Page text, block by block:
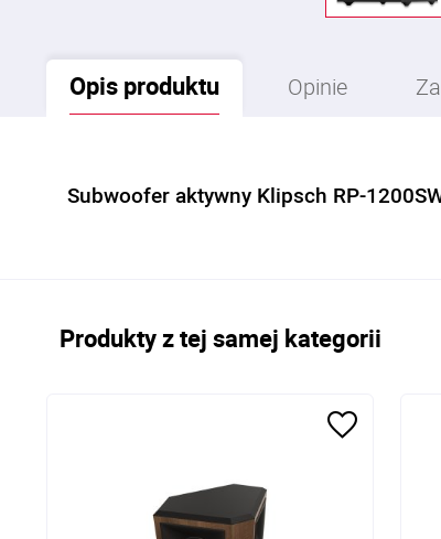
Opis produktu Opinie
Subwoofer aktywny Klipsch RP-
Produkty z tej samej kategorii